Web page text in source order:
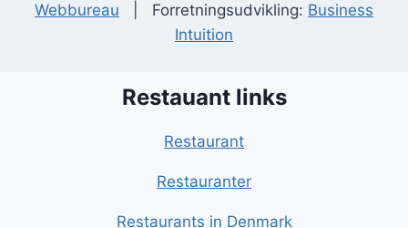
Webbureau | Forretningsudvikling: Business
Intuition
Restauant links
Restaurant
Restauranter
Restaurants in Denmark